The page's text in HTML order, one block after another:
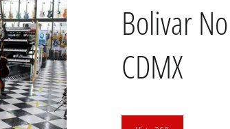
Bolivar
CDMX